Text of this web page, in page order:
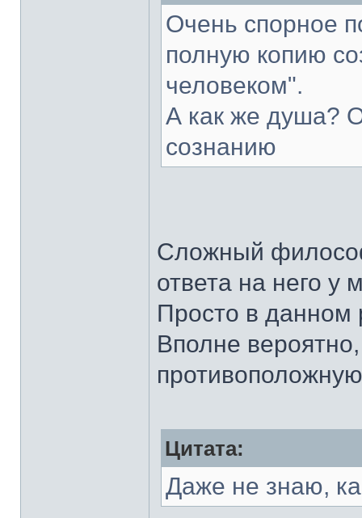
Очень спорное
полную копию
человеком".
А как же душа?
сознанию
Сложный
ответа на него у
Просто в данном
Вполне
Цитата:
Даже не знаю,